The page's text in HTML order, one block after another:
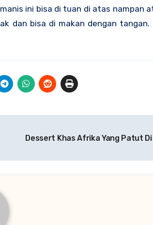
ini bisa di tuan di atas nampan
dan bisa di makan dengan tangan.
Dessert Khas Afrika Yang Patut